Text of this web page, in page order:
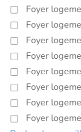
Foyer
Foyer
Foyer
Foyer
Foyer
Foyer
Foyer
Foyer